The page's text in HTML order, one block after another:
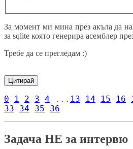
За момент ми мина през акъла да
за sqlite която генерира асемблер
Требе да се прегледам :)
Цитирай
0 1 2 3 4 ... 13 14 15 16
33
34 35 36
Задача НЕ за интервю